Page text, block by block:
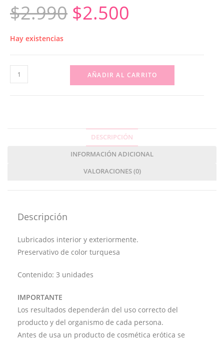
$2.990 $2.500
Hay existencias
AÑADIR AL CARRITO
DESCRIPCIÓN
INFORMACIÓN ADICIONAL
VALORACIONES (0)
Descripción
Lubricados interior y exteriormente.
Preservativo de color turquesa
Contenido: 3 unidades
IMPORTANTE
Los resultados dependerán del uso correcto del
producto y del organismo de cada persona.
Antes de usa un producto de cosmética erótica se